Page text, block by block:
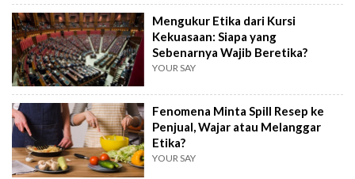
Mengukur Etika dari Kursi
Kekuasaan: Siapa yang
Sebenarnya Wajib Beretika?
YOUR SAY
Fenomena Minta Spill Resep ke
Penjual, Wajar atau Melanggar
Etika?
YOUR SAY